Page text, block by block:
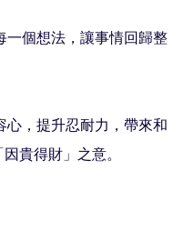
一個想法，讓事情回歸整
心，提升忍耐力，帶來和
貴得財」之意。